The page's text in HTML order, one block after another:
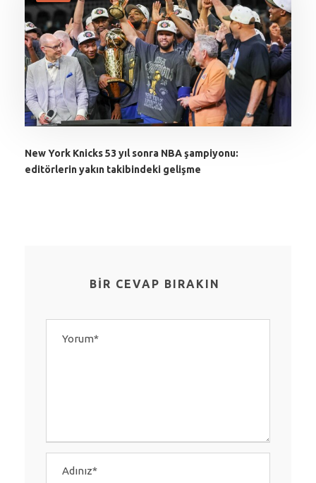
New York Knicks 53 yıl sonra NBA şampiyonu:
editörlerin yakın takibindeki gelişme
BIR CEVAP BIRAKIN